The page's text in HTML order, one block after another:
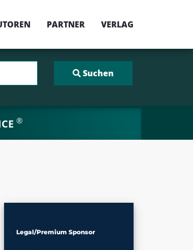
PARTNER VERLAG
®
Legal/Premium Sponsor